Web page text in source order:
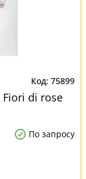
75899
Fiori di rose
По запросу